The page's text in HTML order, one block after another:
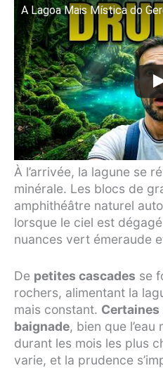
A Lagoa Mais Mística do
À l’arrivée, la lagune se
minérale. Les blocs de
amphithéâtre naturel
lorsque le ciel est
nuances vert émeraude
De petites cascades se
rochers, alimentant la
mais constant.
baignade, bien que
durant les mois les plus
varie, et la prudence